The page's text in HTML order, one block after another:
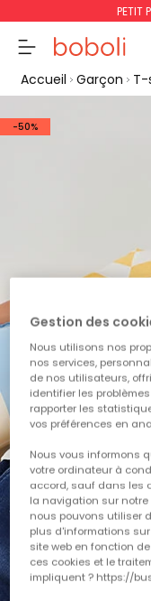
PETIT
poursuit
Accueil Garçon T-
-50%
Gestion des
Nous utilisons nos
nos services,
de nos utilisateurs,
identifier les
rapporter les
vos préférences en
Nous vous informons
votre ordinateur à
accord, sauf dans les
la navigation sur notre
nous pouvons utiliser
plus d'informations
site web en fonction
ces cookies et le
impliquent ? https://